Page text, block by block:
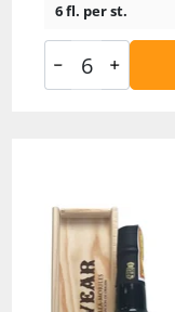
6 fl. per st.